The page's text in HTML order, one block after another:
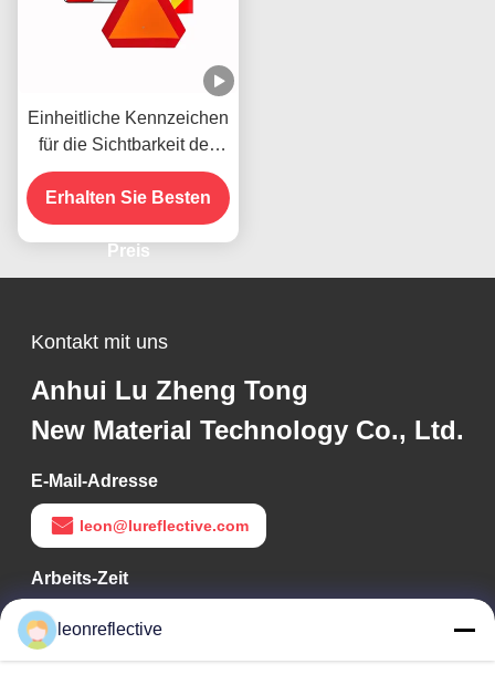
Einheitliche Kennzeichen
für die Sichtbarkeit des
Fahrzeugs
Erhalten Sie Besten
Preis
Kontakt mit uns
Anhui Lu Zheng Tong
New Material Technology Co., Ltd.
E-Mail-Adresse
leon@lureflective.com
Arbeits-Zeit
9:00-18:00
Unsere Adresse
leonreflective